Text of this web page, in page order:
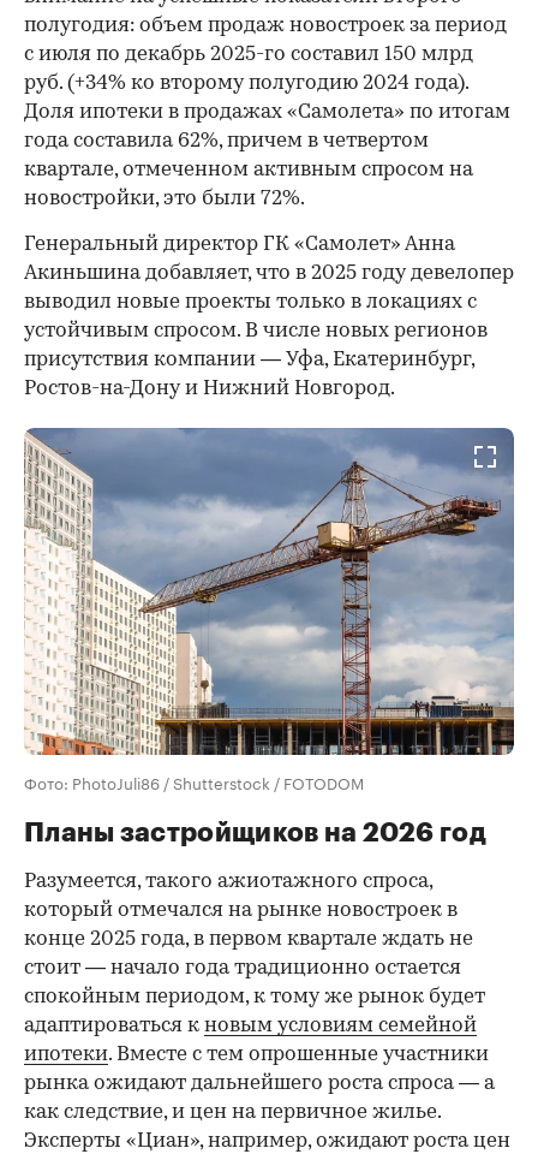
полугодия: объем продаж новостроек за период
с июля по декабрь 2025-го составил 150 млрд
руб. (+34% ко второму полугодию 2024 года).
Доля ипотеки в продажах «Самолета» по итогам
года составила 62%, причем в четвертом
квартале, отмеченном активным спросом на
новостройки, это были 72%.
Генеральный директор ГК «Самолет» Анна
Акиньшина добавляет, что в 2025 году девелопер
выводил новые проекты только в локациях с
устойчивым спросом. В числе новых регионов
присутствия компании — Уфа, Екатеринбург,
Ростов-на-Дону и Нижний Новгород.
Фото: PhotoJuli86 / Shutterstock / FOTODOM
Планы застройщиков на 2026 год
Разумеется, такого ажиотажного спроса,
который отмечался на рынке новостроек в
конце 2025 года, в первом квартале ждать не
стоит — начало года традиционно остается
спокойным периодом, к тому же рынок будет
адаптироваться к новым условиям семейной
ипотеки. Вместе с тем опрошенные участники
рынка ожидают дальнейшего роста спроса — а
как следствие, и цен на первичное жилье.
Эксперты «Циан», например, ожидают роста цен